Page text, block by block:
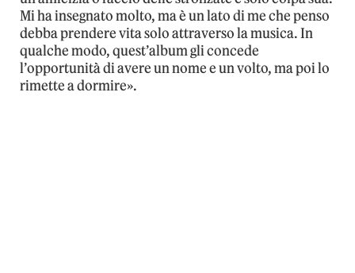
Mi ha insegnato molto, ma è un lato di me che penso
debba prendere vita solo attraverso la musica. In
qualche modo, quest’album gli concede
l’opportunità di avere un nome e un volto, ma poi lo
rimette a dormire».